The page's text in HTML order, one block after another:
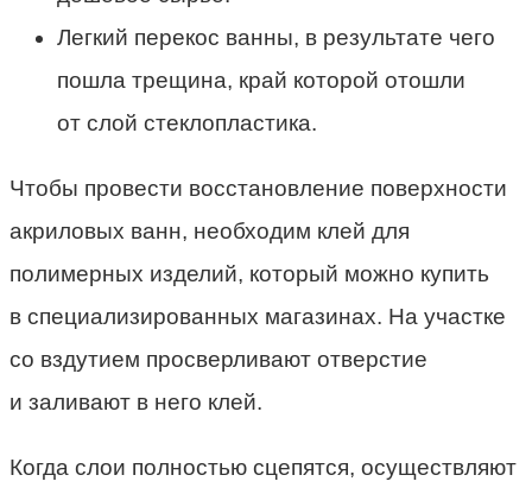
Легкий перекос ванны, в результате чего
пошла трещина, край которой отошли
от слой стеклопластика.
Чтобы провести восстановление поверхности
акриловых ванн, необходим клей для
полимерных изделий, который можно купить
в специализированных магазинах. На участке
со вздутием просверливают отверстие
и заливают в него клей.
Когда слои полностью сцепятся, осуществляют